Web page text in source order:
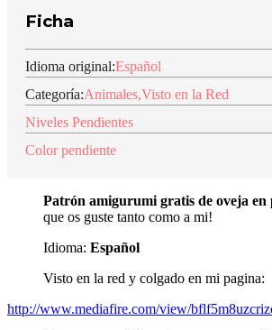
Ficha
Idioma original:Español
Categoría:Animales,Visto en la Red
Niveles Pendientes
Color pendiente
Patrón amigurumi gratis de oveja en
que os guste tanto como a mi!
Idioma: Español
Visto en la red y colgado en mi pagina:
http://www.mediafire.com/view/